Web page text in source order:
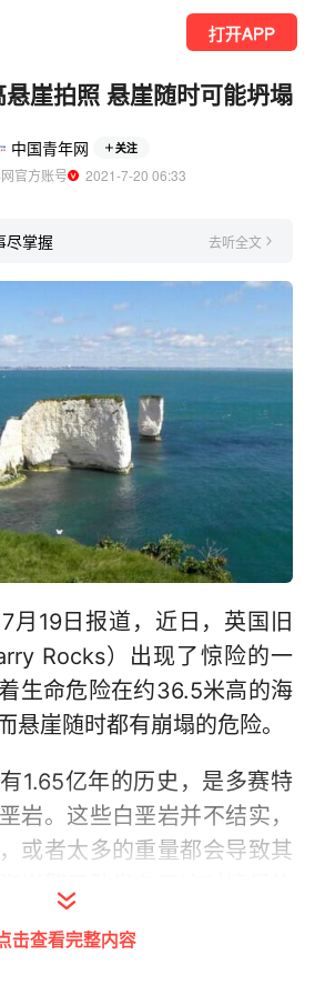
打开APP
崖拍照 悬崖随时可能坍塌
中国青年网 关注
官方账号
  2021-7-20 06:33
尽掌握 去听全文
月19日报道，近日，英国旧
Rocks）出现了惊险的一
生命危险在约36.5米高的海
悬崖随时都有崩塌的危险。
1.65亿年的历史，是多赛特
岩。这些白垩岩并不结实，
或者太多的重量都会导致其
在旧哈里岩附近钓鱼的人拍摄
击查看完整内容